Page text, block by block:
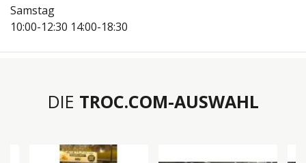
Samstag
10:00-12:30 14:00-18:30
DIE TROC.COM-AUSWAHL